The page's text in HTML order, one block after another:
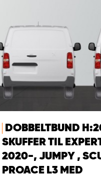
DOBBELTBUND
SKUFFER TIL
2020-, JUMPY ,
PROACE L3 MED